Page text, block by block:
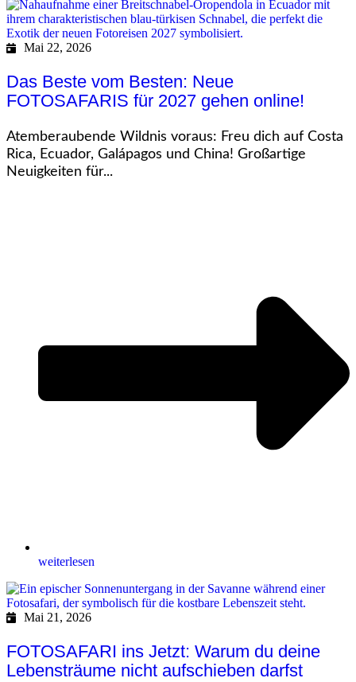
Mai 22, 2026
Das Beste vom Besten: Neue
FOTOSAFARIS für 2027 gehen online!
Atemberaubende Wildnis voraus: Freu dich auf Costa
Rica, Ecuador, Galápagos und China! Großartige
Neuigkeiten für...
weiterlesen
Mai 21, 2026
FOTOSAFARI ins Jetzt: Warum du deine
Lebensträume nicht aufschieben darfst